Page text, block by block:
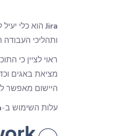
Jiraהוא כלי
ותהליכי
ראוי לציין כי
היישום מאפשר
עלות השימוש ב-